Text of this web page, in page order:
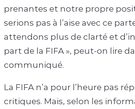
prenantes et notre propre
serions pas à l’aise avec ce
attendons plus de clarté et
part de la FIFA », peut-on lire
communiqué.
La FIFA n’a pour l’heure pas
critiques. Mais, selon les